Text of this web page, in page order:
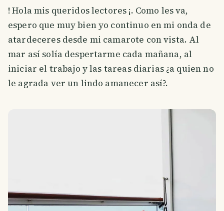
! Hola mis queridos lectores ¡. Como les va,
espero que muy bien yo continuo en mi onda de
atardeceres desde mi camarote con vista. Al
mar así solía despertarme cada mañana, al
iniciar el trabajo y las tareas diarias ¿a quien no
le agrada ver un lindo amanecer así?.